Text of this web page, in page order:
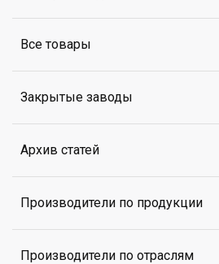
Все товары
Закрытые заводы
Архив статей
Производители по продукции
Производители по отраслям